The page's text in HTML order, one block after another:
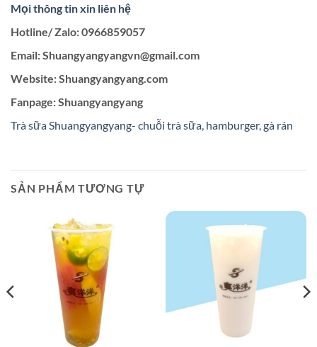
Mọi thông tin xin liên hệ
Hotline/ Zalo: 0966859057
Email: Shuangyangyangvn@gmail.com
Website: Shuangyangyang.com
Fanpage: Shuangyangyang
Trà sữa Shuangyangyang- chuỗi trà sữa, hamburger, gà rán
SẢN PHẨM TƯƠNG TỰ